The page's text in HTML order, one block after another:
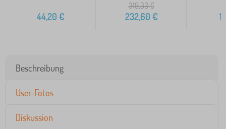
44,20 €
319,30€
232,60 €
Beschreibung
User-Fotos
Diskussion